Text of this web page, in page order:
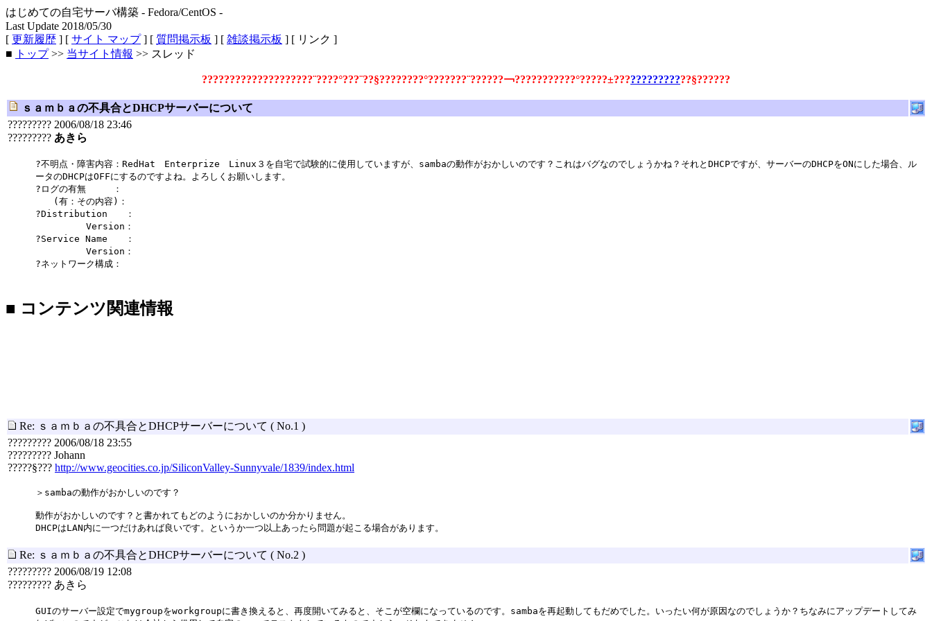
はじめての自宅サーバ構築 - Fedora/CentOS -
Last Update 2018/05/30
[ 更新履歴 ] [ サイト マップ] [ 質問掲示板 ] [ 雑談掲示板 ] [ リンク ]
■
トップ>> 当サイト情報 >> スレッド
????????????????????¨????°???¨??§????????°???????¨??????￢???????????°?????±??????????????§??????
ｓａｍｂａの不具合とDHCPサーバーについて
????????? 2006/08/18 23:46
????????? あきら
?不明点・障害内容：RedHat Enterprize Linux３を自宅で試験的に使用していますが、sambaの動作がおかしいのです？これはバグなのでしょうかね？それとDHCPですが、サーバーのDHCPをONにした場合、ル
ータのDHCPはOFFにするのですよね。よろしくお願いします。
?ログの有無 ：
(有：その内容)：
?Distribution ：
Version：
?Service Name ：
Version：
?ネットワーク構成：
■ コンテンツ関連情報
Re: ｓａｍｂａの不具合とDHCPサーバーについて ( No.1 )
????????? 2006/08/18 23:55
????????? Johann
?????§??? http://www.geocities.co.jp/SiliconValley-Sunnyvale/1839/index.html
＞sambaの動作がおかしいのです？
動作がおかしいのです？と書かれてもどのようにおかしいのか分かりません。
DHCPはLAN内に一つだけあれば良いです。というか一つ以上あったら問題が起こる場合があります。
Re: ｓａｍｂａの不具合とDHCPサーバーについて ( No.2 )
????????? 2006/08/19 12:08
????????? あきら
GUIのサーバー設定でmygroupをworkgroupに書き換えると、再度開いてみると、そこが空欄になっているのです。sambaを再起動してもだめでした。いったい何が原因なのでしょうか？ちなみにアップデートしてみ